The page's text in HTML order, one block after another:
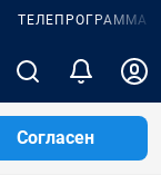
ТЕЛЕПРОГРАММА
Согласен